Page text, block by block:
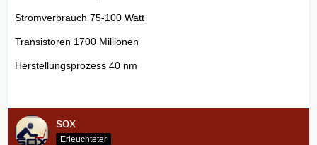
Stromverbrauch 75-100 Watt
Transistoren 1700 Millionen
Herstellungsprozess 40 nm
sox
Erleuchteter